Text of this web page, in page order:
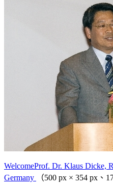
WelcomeProf. Dr. Klaus Dicke,
Germany
（500 px × 354 px、